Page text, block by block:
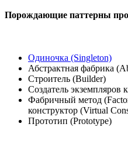
Порождающие паттерны
Одиночка (Singleton)
Абстрактная фабрика
Строитель (Builder)
Создатель экземпляров
Фабричный метод
конструктор (Virtual
Прототип (Prototype)